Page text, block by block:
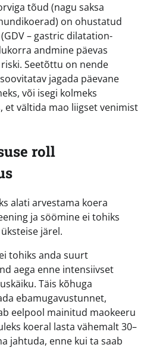
tõud (nagu saksa
on ohustatud
– gastric dilatation-
andmine päevas
Seetõttu on nende
jagada päevane
või isegi kolmeks
et vältida mao liigset venimist
roll
alati arvestama koera
ja söömine ei tohiks
järel.
tohiks anda suurt
aega enne intensiivset
Täis kõhuga
ebamugavustunnet,
eelpool mainitud maokeeru
koeral lasta vähemalt 30–
jahtuda, enne kui ta saab